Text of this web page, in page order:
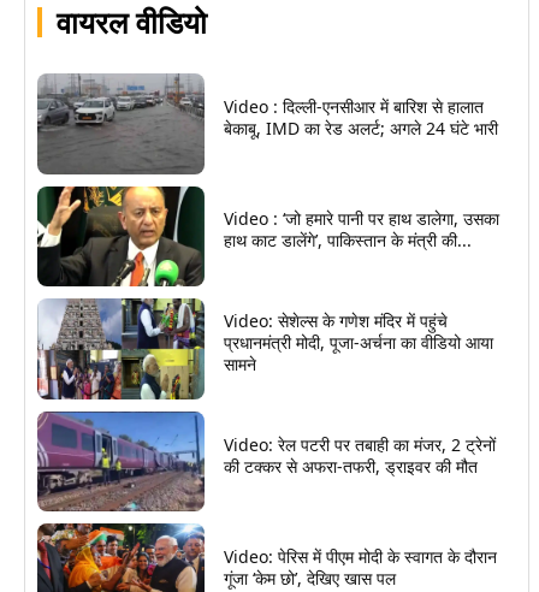
वायरल वीडियो
Video : दिल्ली-एनसीआर में बारिश से हालात
बेकाबू, IMD का रेड अलर्ट; अगले 24 घंटे भारी
Video : ‘जो हमारे पानी पर हाथ डालेगा, उसका
हाथ काट डालेंगे’, पाकिस्तान के मंत्री की...
Video: सेशेल्स के गणेश मंदिर में पहुंचे
प्रधानमंत्री मोदी, पूजा-अर्चना का वीडियो आया
सामने
Video: रेल पटरी पर तबाही का मंजर, 2 ट्रेनों
की टक्कर से अफरा-तफरी, ड्राइवर की मौत
Video: पेरिस में पीएम मोदी के स्वागत के दौरान
गूंजा ‘केम छो’, देखिए खास पल